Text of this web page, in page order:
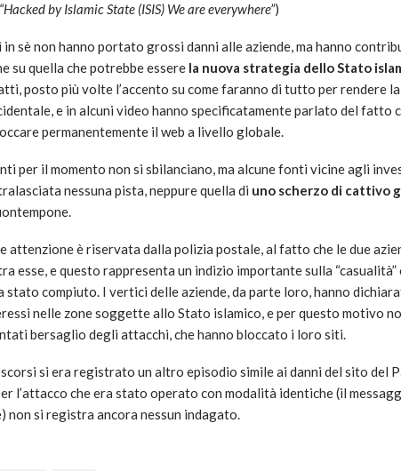
“Hacked by Islamic State (ISIS) We are everywhere”)
in sè non hanno portato grossi danni alle aziende, ma hanno
su quella che potrebbe essere la nuova strategia dello Stato
posto più volte l’accento su come faranno di tutto per rendere
e in alcuni video hanno specificatamente parlato del fatto
permanentemente il web a livello globale.
per il momento non si sbilanciano, ma alcune fonti vicine agli
nessuna pista, neppure quella di uno scherzo di cattivo
attenzione è riservata dalla polizia postale, al fatto che le due
esse, e questo rappresenta un indizio importante sulla
stato compiuto. I vertici delle aziende, da parte loro, hanno
nelle zone soggette allo Stato islamico, e per questo motivo
bersaglio degli attacchi, che hanno bloccato i loro siti.
si era registrato un altro episodio simile ai danni del sito del
l’attacco che era stato operato con modalità identiche (il
non si registra ancora nessun indagato.